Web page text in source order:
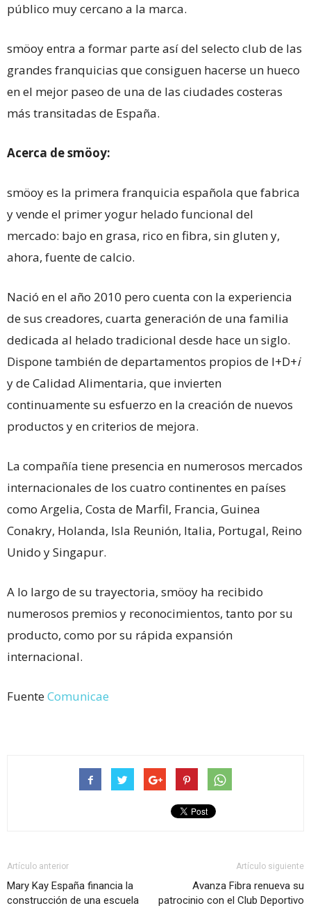
público muy cercano a la marca.
smöoy entra a formar parte así del selecto club de las
grandes franquicias que consiguen hacerse un hueco
en el mejor paseo de una de las ciudades costeras
más transitadas de España.
Acerca de smöoy:
smöoy es la primera franquicia española que fabrica
y vende el primer yogur helado funcional del
mercado: bajo en grasa, rico en fibra, sin gluten y,
ahora, fuente de calcio.
Nació en el año 2010 pero cuenta con la experiencia
de sus creadores, cuarta generación de una familia
dedicada al helado tradicional desde hace un siglo.
Dispone también de departamentos propios de I+D+i
y de Calidad Alimentaria, que invierten
continuamente su esfuerzo en la creación de nuevos
productos y en criterios de mejora.
La compañía tiene presencia en numerosos mercados
internacionales de los cuatro continentes en países
como Argelia, Costa de Marfil, Francia, Guinea
Conakry, Holanda, Isla Reunión, Italia, Portugal, Reino
Unido y Singapur.
A lo largo de su trayectoria, smöoy ha recibido
numerosos premios y reconocimientos, tanto por su
producto, como por su rápida expansión
internacional.
FuenteComunicae
Artículo anterior
Mary Kay España financia la
construcción de una escuela
Artículo siguiente
Avanza Fibra renueva su
patrocinio con el Club Deportivo